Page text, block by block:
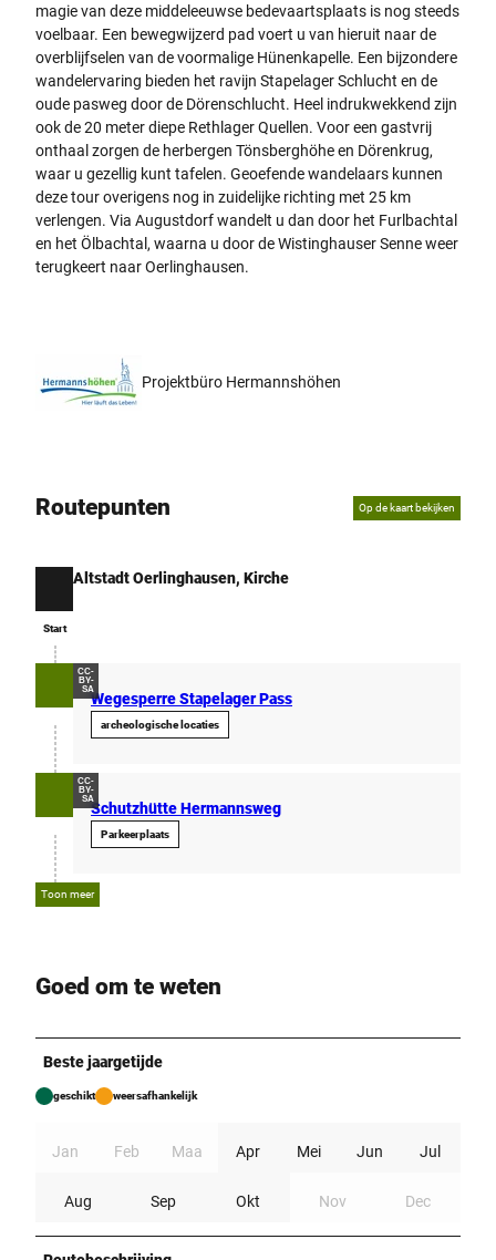
magie van deze middeleeuwse bedevaartsplaats is nog steeds
voelbaar. Een bewegwijzerd pad voert u van hieruit naar de
overblijfselen van de voormalige Hünenkapelle. Een bijzondere
wandelervaring bieden het ravijn Stapelager Schlucht en de
oude pasweg door de Dörenschlucht. Heel indrukwekkend zijn
ook de 20 meter diepe Rethlager Quellen. Voor een gastvrij
onthaal zorgen de herbergen Tönsberghöhe en Dörenkrug,
waar u gezellig kunt tafelen. Geoefende wandelaars kunnen
deze tour overigens nog in zuidelijke richting met 25 km
verlengen. Via Augustdorf wandelt u dan door het Furlbachtal
en het Ölbachtal, waarna u door de Wistinghauser Senne weer
terugkeert naar Oerlinghausen.
Projektbüro Hermannshöhen
Routepunten Op de kaart bekijken
Start
Altstadt Oerlinghausen, Kirche
CC-
BY-
SA
Wegesperre Stapelager Pass
archeologische locaties
CC-
BY-
SA
Schutzhütte Hermannsweg
Parkeerplaats
Toon meer
Goed om te weten
Beste jaargetijde
geschikt weersafhankelijk
Jan Feb Maa Apr Mei Jun Jul
Aug Sep Okt Nov Dec